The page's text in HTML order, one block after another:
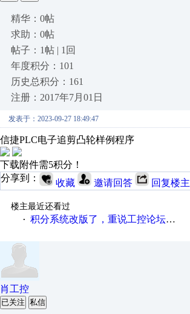
精华：0帖
求助：0帖
帖子：1帖 | 1回
年度积分：101
历史总积分：161
注册：2017年7月01日
发表于：2023-09-27 18:49:47
信捷PLC电子追剪凸轮样例程序
下载附件需5积分！
分享到：
收藏 邀请回答 回复楼主
楼主最近还看过
· 积分系统改版了，重说工控论坛积分那点事儿……
肖工控
已关注 私信